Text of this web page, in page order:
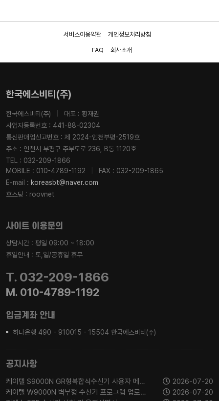
서비스이용약관 개인정보처리방침
FAQ 회사소개
한국에스비티(주)
한국에스비티(주)
대표 : 황재권
사업자등록번호 : 441-88-02304
통신판매업신고번호 : 제 2024-인천부평-2519호
주소 : 인천시 부평구 주부토로 236, B동 1120호
TEL : 032-209-1866
MOBILE : 010-4789-1192
FAX : 032-209-1865
E-mail : koreasbt@naver.com
호스팅 : roovnet
사이트 이용문의
상담시간 : 평일 09:00 ~ 18:00
휴일안내 : 토,일/공휴일 휴무
T. 032-209-1866
M. 010-4789-1192
입금계좌 안내
하나은행 490 - 910015 - 15504 한국에스비티(주)
공지사항
케이텔 S9000N GR형복합식수신기 사용자 메뉴얼
2026-07-20
케이텔 W9000N 벽부형 수신기 프로그램 업로드 설명서
2026-07-20